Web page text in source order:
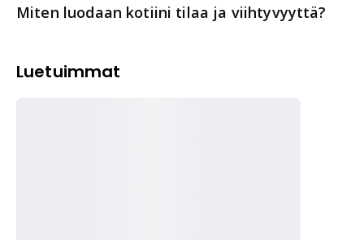
Miten luodaan kotiini tilaa ja viihtyvyyttä?
Luetuimmat